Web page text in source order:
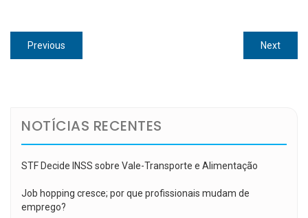
Navegação
de
Previous
post:
NextNext
post:
NOTÍCIAS RECENTES
STF Decide INSS sobre Vale-Transporte e Alimentação
Job hopping cresce; por que profissionais mudam de
emprego?